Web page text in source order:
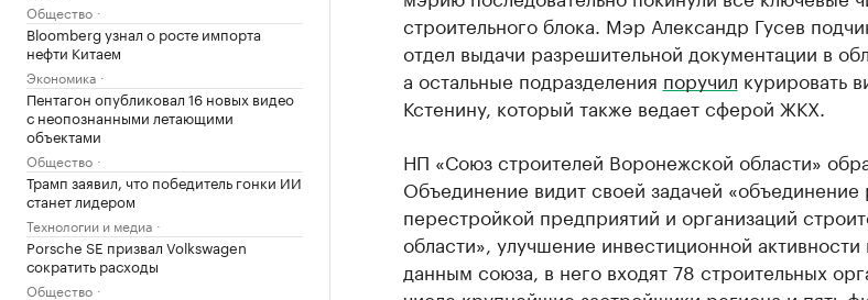
Общество
Bloomberg узнал о росте импорта
нефти Китаем
Экономика
Пентагон опубликовал 16 новых видео
с неопознанными летающими
объектами
Общество
Трамп заявил, что победитель гонки ИИ
станет лидером
Технологии и медиа
Porsche SE призвал Volkswagen
сократить расходы
Общество
строительного блока. Мэр Александр Гусев
отдел выдачи разрешительной документации в
а остальные подразделения поручил курировать
Кстенину, который также ведает сферой ЖКХ.
НП «Союз строителей Воронежской области»
Объединение видит своей задачей «объединение
перестройкой предприятий и организаций
области», улучшение инвестиционной
данным союза, в него входят 78 строительных